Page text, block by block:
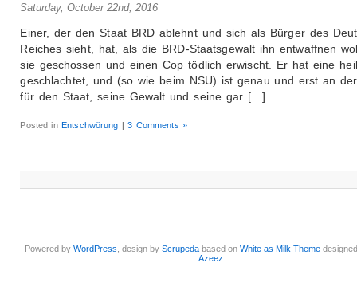
Saturday, October 22nd, 2016
Einer, der den Staat BRD ablehnt und sich als Bürger des
Reiches sieht, hat, als die BRD-Staatsgewalt ihn entwaffnen
sie geschossen und einen Cop tödlich erwischt. Er hat eine
geschlachtet, und (so wie beim NSU) ist genau und erst an
für den Staat, seine Gewalt und seine gar […]
Posted inEntschwörung | 3 Comments »
Powered byWordPress , design byScrupeda based onWhite as Milk Theme
Azeez